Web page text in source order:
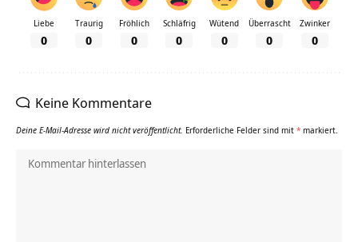
Liebe
0
Traurig
0
Fröhlich
0
Schläfrig
0
Wütend
0
Überrascht
0
Zwinker
0
Keine Kommentare
Deine E-Mail-Adresse wird nicht veröffentlicht. Erforderliche Felder sind mit * markiert.